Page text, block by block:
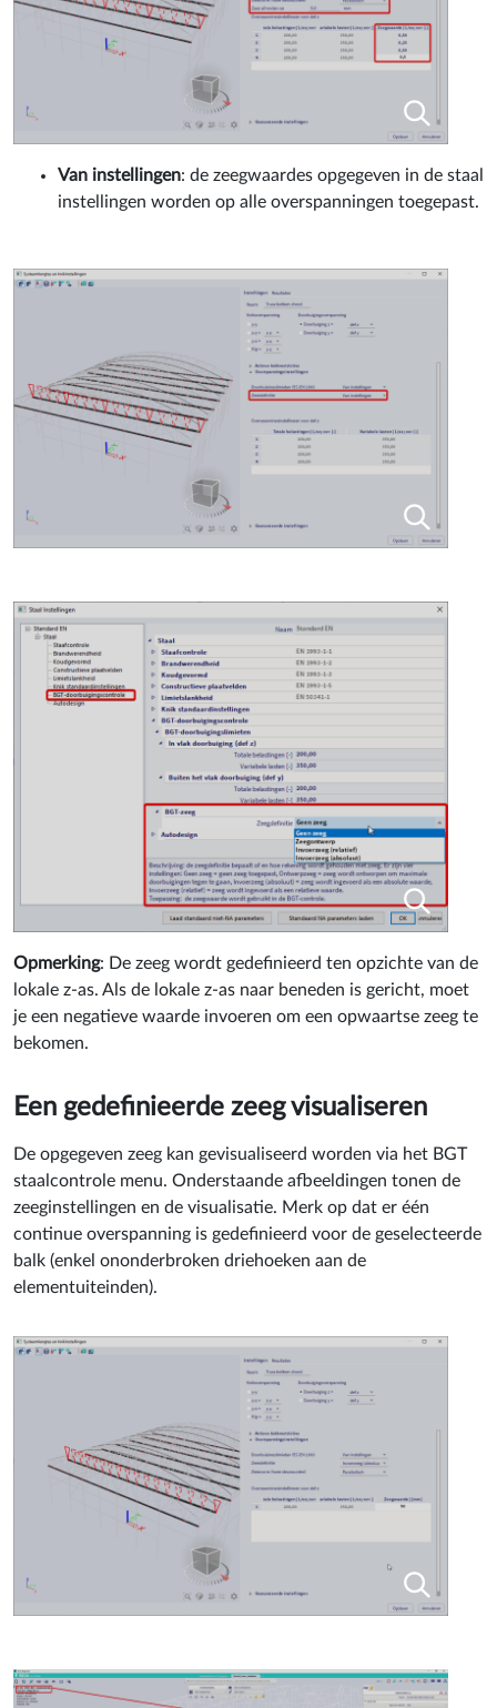
Van instellingen: de zeegwaardes opgegeven in de staal
instellingen worden op alle overspanningen toegepast.
Opmerking: De zeeg wordt gedefinieerd ten opzichte van de
lokale z-as. Als de lokale z-as naar beneden is gericht, moet
je een negatieve waarde invoeren om een opwaartse zeeg te
bekomen.
Een gedefinieerde zeeg visualiseren
De opgegeven zeeg kan gevisualiseerd worden via het BGT
staalcontrole menu. Onderstaande afbeeldingen tonen de
zeeginstellingen en de visualisatie. Merk op dat er één
continue overspanning is gedefinieerd voor de geselecteerde
balk (enkel ononderbroken driehoeken aan de
elementuiteinden).